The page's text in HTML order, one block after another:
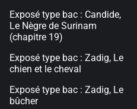
Exposé type bac : Candide,
Le Nègre de Surinam
(chapitre 19)
Exposé type bac : Zadig, Le
chien et le cheval
Exposé type bac : Zadig, Le
bûcher